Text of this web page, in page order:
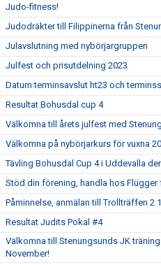
Judo-fitness!
Judodräkter till Filippinerna från
Julavslutning med nybörjargruppen
Julfest och prisutdelning 2023
Datum terminsavslut ht23 och
Resultat Bohusdal cup 4
Välkomna till årets julfest med
Välkomna på nybörjarkurs för vuxna
Tävling Bohusdal Cup 4 i Uddevalla
Stöd din förening, handla hos Flügger
Påminnelse, anmälan till Trollträffen 2
Resultat Judits Pokal #4
Välkomna till Stenungsunds JK
November!